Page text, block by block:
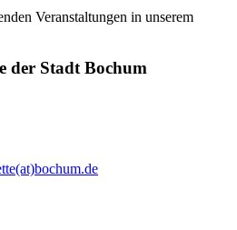
Veranstaltungen in unserem
der Stadt Bochum